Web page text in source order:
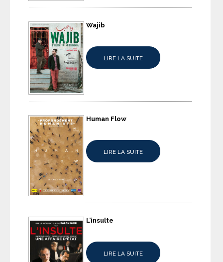
Wajib
LIRE LA SUITE
Human Flow
LIRE LA SUITE
L’insulte
LIRE LA SUITE